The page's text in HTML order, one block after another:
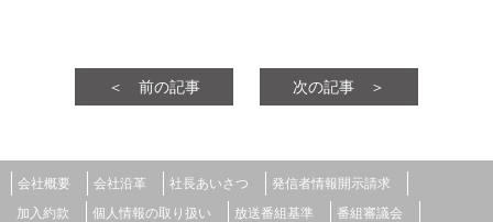
＜ 前の記事 次の記事 ＞
会社概要 会社沿革 社長あいさつ
発信者情報開示請求
加入約款
個人情報の取り扱い 放送番組基準
番組審議会